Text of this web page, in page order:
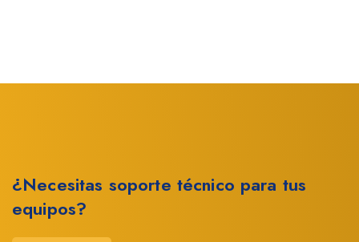
¿Necesitas soporte técnico para tus
equipos?